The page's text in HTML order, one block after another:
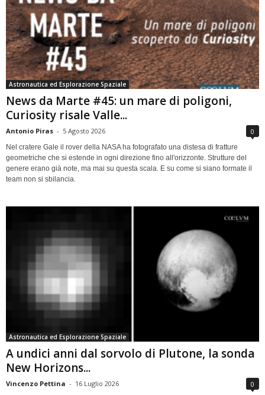
Astronautica ed Esplorazione Spaziale
News da Marte #45: un mare di poligoni,
Curiosity risale Valle...
Antonio Piras - 5 Agosto 2026 0
Nel cratere Gale il rover della NASA ha fotografato una distesa di fratture
geometriche che si estende in ogni direzione fino all'orizzonte. Strutture del
genere erano già note, ma mai su questa scala. E su come si siano formate il
team non si sbilancia.
Astronautica ed Esplorazione Spaziale
A undici anni dal sorvolo di Plutone, la sonda
New Horizons...
Vincenzo Pettina - 16 Luglio 2026 0